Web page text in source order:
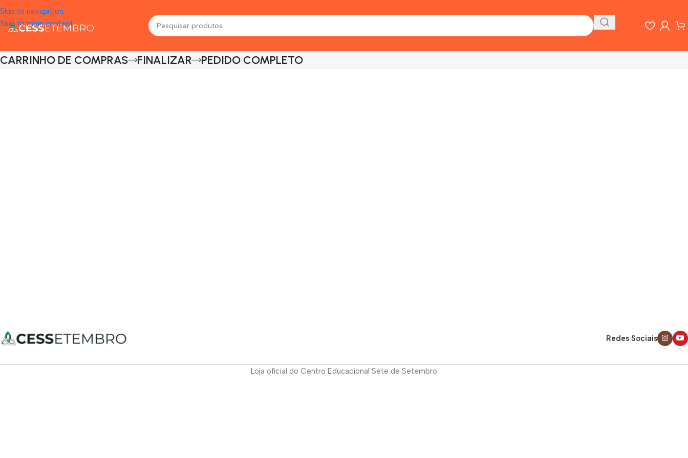
Skip to navigation
Skip to main content
CARRINHO DE COMPRAS FINALIZAR PEDIDO COMPLETO
Redes Sociais
Loja oficial do Centro Educacional Sete de Setembro